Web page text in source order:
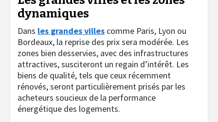
dynamiques
Dans les grandes villes comme Paris, Lyon ou
Bordeaux, la reprise des prix sera modérée. Les
zones bien desservies, avec des infrastructures
attractives, susciteront un regain d’intérêt. Les
biens de qualité, tels que ceux récemment
rénovés, seront particulièrement prisés par les
acheteurs soucieux de la performance
énergétique des logements.